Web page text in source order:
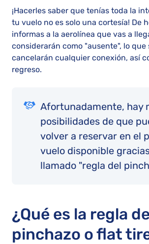
¡Hacerles saber que tenías toda la
tu vuelo no es solo una cortesía! De
informas a la aerolínea que vas a
considerarán como "ausente", lo
cancelarán cualquier conexión, así
regreso.
Afortunadamente, hay
posibilidades de que
volver a reservar en el
vuelo disponible
llamado "regla del
¿Qué es la regla
pinchazo o flat